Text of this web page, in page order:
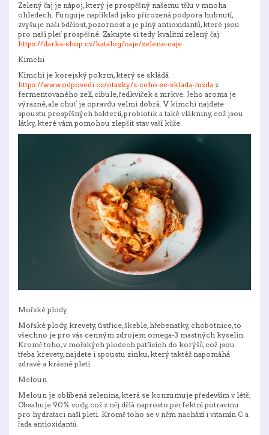
Zelený čaj je nápoj, který je prospěšný našemu tělu v mnoha
ohledech. Funguje například jako přirozená podpora hubnutí,
zvyšuje naši bdělost, pozornost a je plný antioxidantů, které jsou
pro naši pleť prospěšné. Zakupte si tedy kvalitní zelený čaj
https://darka-shop.cz/katalog/caje/zelene-caje.
Kimchi
Kimchi je korejský pokrm, který se skládá
https://www.odpovedi.cz/otazky/z-ceho-se-sklada-mzda z
fermentovaného zelí, cibule, ředkviček a mrkve. Jeho aroma je
výrazné, ale chuť je opravdu velmi dobrá. V kimchi najdete
spoustu prospěšných bakterií, probiotik a také vlákniny, což jsou
látky, které vám pomohou zlepšit stav vaší kůže.
Mořské plody
Mořské plody, krevety, ústřice, škeble, hřebenatky, chobotnice, to
všechno je pro vás cenným zdrojem omega-3 mastných kyselin.
Kromě toho, v mořských plodech patřících do korýšů, což jsou
třeba krevety, najdete i spoustu zinku, který taktéž napomáhá
zdravé a krásné pleti.
Meloun
Meloun je oblíbená zelenina, která se konzumuje především v létě.
Obsahuje 90% vody, což z něj dělá naprosto perfektní potravinu
pro hydrataci naší pleti. Kromě toho se v něm nachází i vitamín C a
řada antioxidantů.